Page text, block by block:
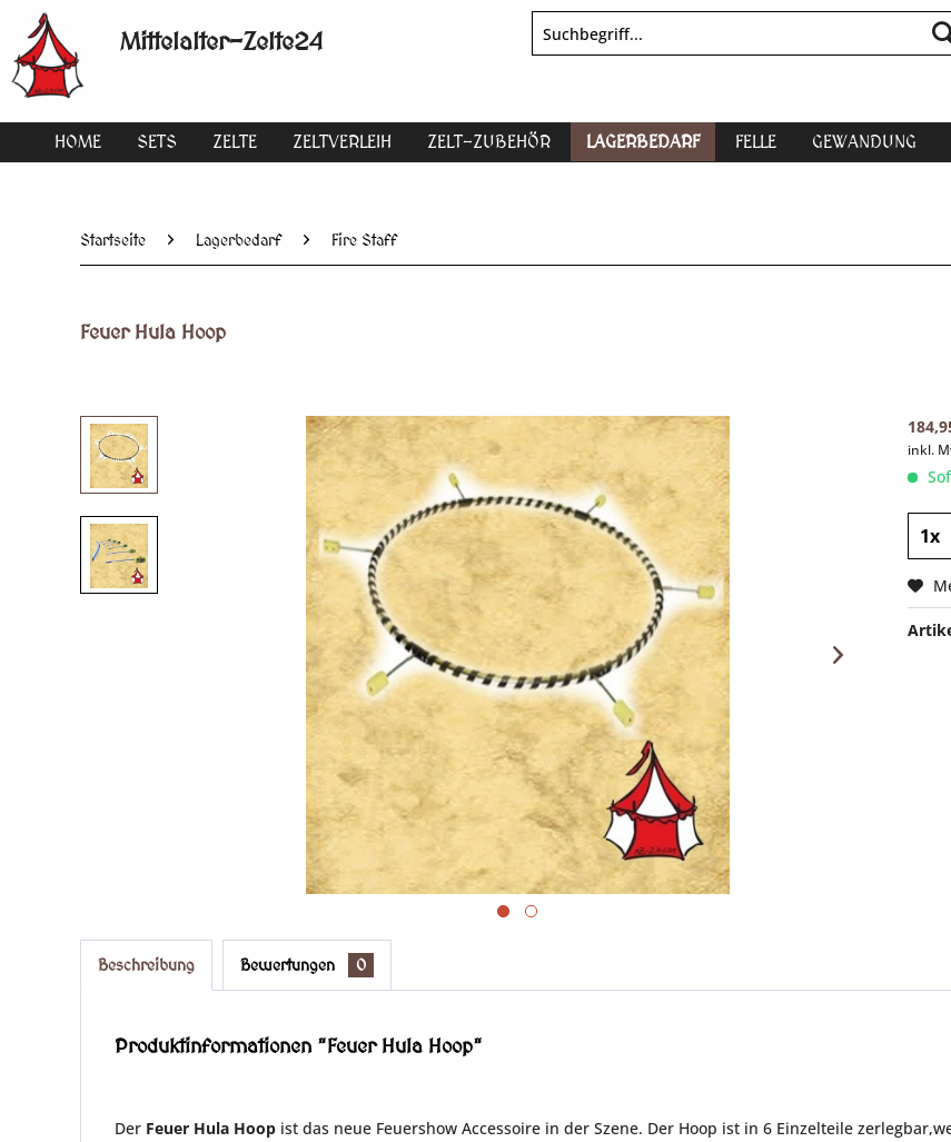
Mittelalter-Zelte24
HOME SETS ZELTE ZELTVERLEIH ZELT-ZUBEHÖR LAGERBEDARF FELLE GEWANDUNG
Startseite Lagerbedarf Fire Staff
Feuer Hula Hoop
inkl.
Beschreibung Bewertungen 0
Produktinformationen "Feuer Hula Hoop"
Der Feuer Hula Hoop ist das neue Feuershow Accessoire in der Szene. Der Hoop ist in 6 Einzelteile